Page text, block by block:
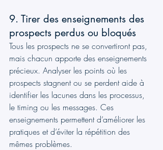
9. Tirer des enseignements des
prospects perdus ou bloqués
Tous les prospects ne se convertiront pas,
mais chacun apporte des enseignements
précieux. Analyser les points où les
prospects stagnent ou se perdent aide à
identifier les lacunes dans les processus,
le timing ou les messages. Ces
enseignements permettent d’améliorer les
pratiques et d’éviter la répétition des
mêmes problèmes.